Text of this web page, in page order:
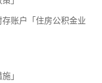
账户「住房公积金业
」